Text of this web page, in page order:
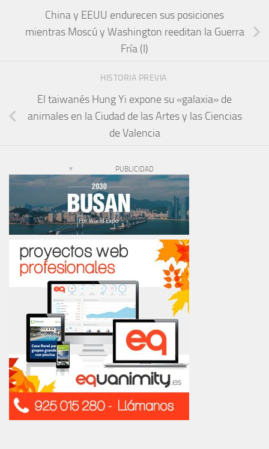
China y EEUU endurecen sus posiciones
mientras Moscú y Washington reeditan la Guerra
Fría (I)
HISTORIA PREVIA
El taiwanés Hung Yi expone su «galaxia» de
animales en la Ciudad de las Artes y las Ciencias
de Valencia
PUBLICIDAD